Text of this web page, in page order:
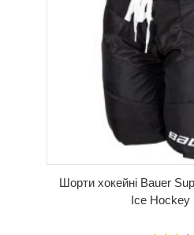
Шорти хокейні Bauer
Ice Hockey